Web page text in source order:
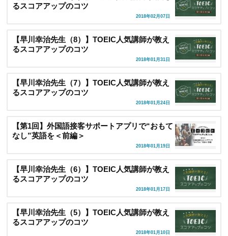
るスコアアップのコツ
2018年02月07日
【早川幸治先生（8）】TOEIC人気講師が教え
るスコアアップのコツ
2018年01月31日
【早川幸治先生（7）】TOEIC人気講師が教え
るスコアアップのコツ
2018年01月24日
【第1回】外国語接客サポートアプリで“おもて
なし”英語を＜前編＞
2018年01月19日
【早川幸治先生（6）】TOEIC人気講師が教え
るスコアアップのコツ
2018年01月17日
【早川幸治先生（5）】TOEIC人気講師が教え
るスコアアップのコツ
2018年01月10日